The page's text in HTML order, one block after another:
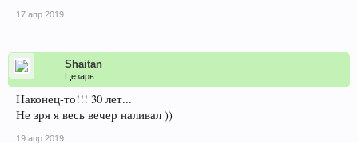
17 апр 2019
Shaitan
Цезарь
Наконец-то!!! 30 лет...
Не зря я весь вечер наливал ))
19 апр 2019